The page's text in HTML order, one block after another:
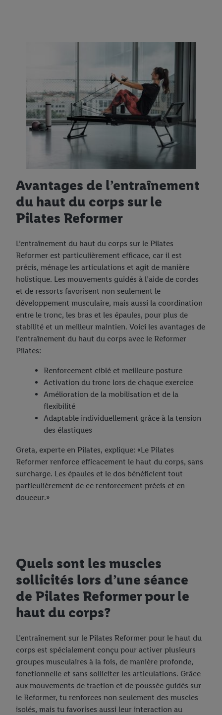
Avantages de l’entraînement
du haut du corps sur le
Pilates Reformer
L’entraînement du haut du corps sur le Pilates
Reformer est particulièrement efficace, car il est
précis, ménage les articulations et agit de manière
holistique. Les mouvements guidés à l’aide de cordes
et de ressorts favorisent non seulement le
développement musculaire, mais aussi la coordination
entre le tronc, les bras et les épaules, pour plus de
stabilité et un meilleur maintien. Voici les avantages de
l’entraînement du haut du corps avec le Reformer
Pilates:
Renforcement ciblé et meilleure posture
Activation du tronc lors de chaque exercice
Amélioration de la mobilisation et de la
flexibilité
Adaptable individuellement grâce à la tension
des élastiques
Greta, experte en Pilates, explique: «Le Pilates
Reformer renforce efficacement le haut du corps, sans
surcharge. Les épaules et le dos bénéficient tout
particulièrement de ce renforcement précis et en
douceur.»
Quels sont les muscles
sollicités lors d’une séance
de Pilates Reformer pour le
haut du corps?
L’entraînement sur le Pilates Reformer pour le haut du
corps est spécialement conçu pour activer plusieurs
groupes musculaires à la fois, de manière profonde,
fonctionnelle et sans solliciter les articulations. Grâce
aux mouvements de traction et de poussée guidés sur
le Reformer, tu renforces non seulement des muscles
isolés, mais tu favorises aussi leur interaction au